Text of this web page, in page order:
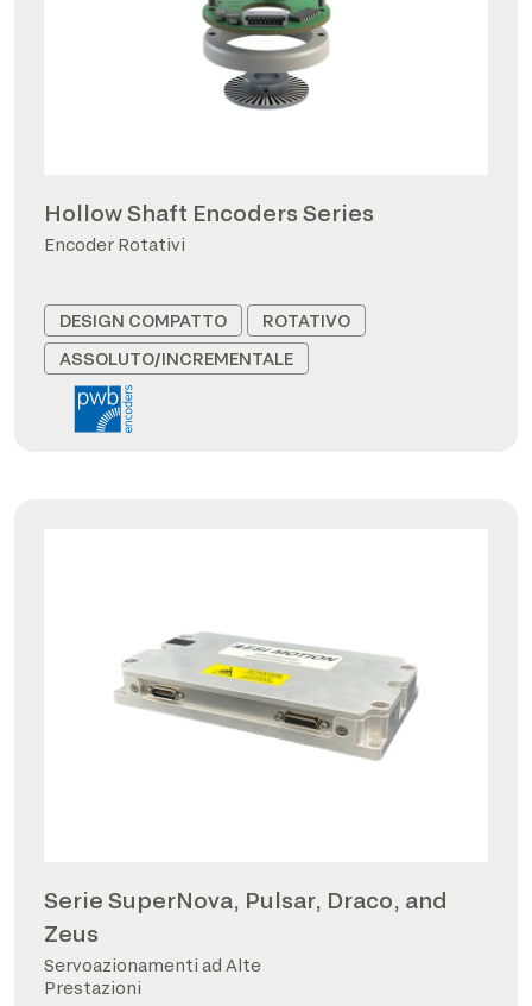
Hollow Shaft Encoders Series
Encoder Rotativi
DESIGN COMPATTO
ROTATIVO
ASSOLUTO/INCREMENTALE
Serie SuperNova, Pulsar, Draco, and
Zeus
Servoazionamenti ad Alte
Prestazioni